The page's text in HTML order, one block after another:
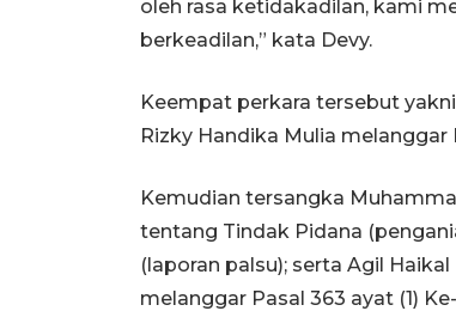
oleh rasa ketidakadilan, kami
berkeadilan,” kata Devy.
Keempat perkara tersebut
Rizky Handika Mulia melanggar
Kemudian tersangka
tentang Tindak Pidana
(laporan palsu); serta Agil
melanggar Pasal 363 ayat (1)